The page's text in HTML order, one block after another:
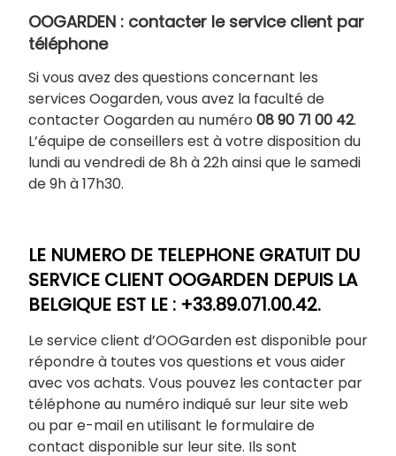
OOGARDEN : contacter le service client par
téléphone
Si vous avez des questions concernant les
services Oogarden, vous avez la faculté de
contacter Oogarden au numéro 08 90 71 00 42.
L’équipe de conseillers est à votre disposition du
lundi au vendredi de 8h à 22h ainsi que le samedi
de 9h à 17h30.
LE NUMERO DE TELEPHONE GRATUIT DU
SERVICE CLIENT OOGARDEN DEPUIS LA
BELGIQUE EST LE : +33.89.071.00.42.
Le service client d’OOGarden est disponible pour
répondre à toutes vos questions et vous aider
avec vos achats. Vous pouvez les contacter par
téléphone au numéro indiqué sur leur site web
ou par e-mail en utilisant le formulaire de
contact disponible sur leur site. Ils sont